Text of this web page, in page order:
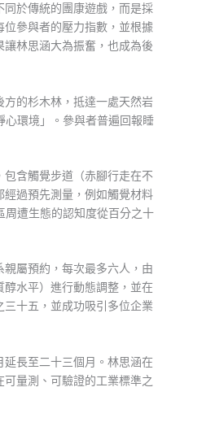
同於傳統的團康遊戲，而是採
參與者的壓力指數，並根據
林思涵大為振奮，也成為後
的杉木林，抵達一處天然岩
心環境」。參與者普遍回報睡
包含觸覺步道（赤腳行走在不
過預先測量，例如觸覺材料
遭生態的認知度從百分之十
親屬預約，每次最多六人，由
水平）進行動態調整，並在
十五，並成功吸引多位企業
長至二十三個月。林思涵在
量測、可驗證的工業標準之